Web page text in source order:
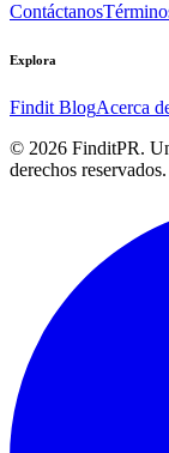
Contáctanos
Explora
Findit BlogAcerca
© 2026 FinditPR.
derechos reservados.